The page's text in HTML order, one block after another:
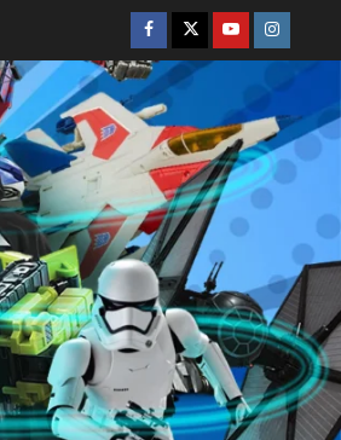
Facebook
TwitterYoutube